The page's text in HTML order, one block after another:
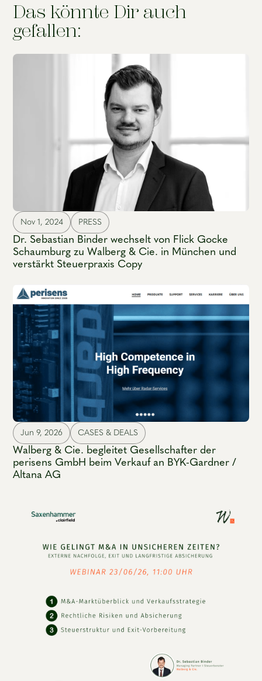
Das könnte Dir auch
gefallen:
Nov 1, 2024 PRESS
Dr. Sebastian Binder wechselt von Flick Gocke
Schaumburg zu Walberg & Cie. in München und
verstärkt Steuerpraxis Copy
Jun 9, 2026 CASES & DEALS
Walberg & Cie. begleitet Gesellschafter der
perisens GmbH beim Verkauf an BYK-Gardner /
Altana AG